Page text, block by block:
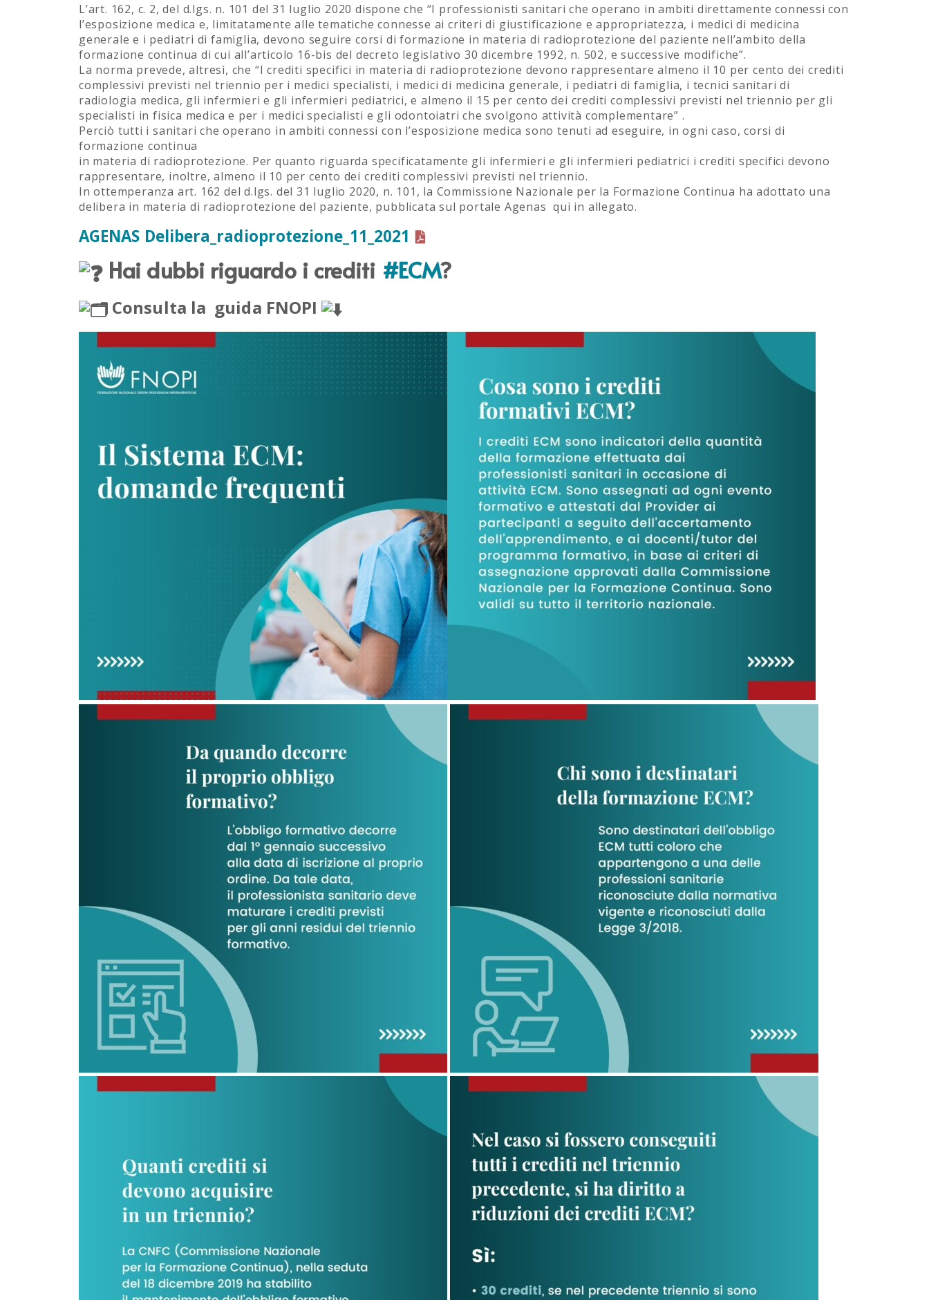
L’art. 162, c. 2, del d.lgs. n. 101 del 31 luglio 2020 dispone che “I professionisti sanitari che operano in ambiti direttamente connessi con
l’esposizione medica e, limitatamente alle tematiche connesse ai criteri di giustificazione e appropriatezza, i medici di medicina
generale e i pediatri di famiglia, devono seguire corsi di formazione in materia di radioprotezione del paziente nell’ambito della
formazione continua di cui all’articolo 16-bis del decreto legislativo 30 dicembre 1992, n. 502, e successive modifiche”.
La norma prevede, altresì, che “I crediti specifici in materia di radioprotezione devono rappresentare almeno il 10 per cento dei crediti
complessivi previsti nel triennio per i medici specialisti, i medici di medicina generale, i pediatri di famiglia, i tecnici sanitari di
radiologia medica, gli infermieri e gli infermieri pediatrici, e almeno il 15 per cento dei crediti complessivi previsti nel triennio per gli
specialisti in fisica medica e per i medici specialisti e gli odontoiatri che svolgono attività complementare” .
Perciò tutti i sanitari che operano in ambiti connessi con l’esposizione medica sono tenuti ad eseguire, in ogni caso, corsi di
formazione continua
in materia di radioprotezione. Per quanto riguarda specificatamente gli infermieri e gli infermieri pediatrici i crediti specifici devono
rappresentare, inoltre, almeno il 10 per cento dei crediti complessivi previsti nel triennio.
In ottemperanza art. 162 del d.lgs. del 31 luglio 2020, n. 101, la Commissione Nazionale per la Formazione Continua ha adottato una
delibera in materia di radioprotezione del paziente, pubblicata sul portale Agenas qui in allegato.
AGENAS Delibera_radioprotezione_11_2021
Hai dubbi riguardo i crediti #ECM?
Consulta la guida FNOPI